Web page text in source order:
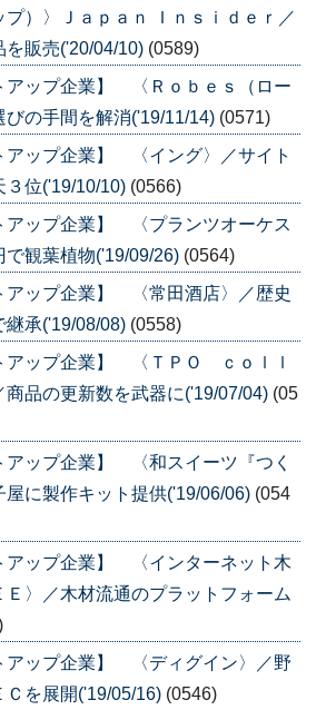
プ）〉Ｊａｐａｎ Ｉｎｓｉｄｅｒ／
を販売('20/04/10) (0589)
アップ企業】 〈Ｒｏｂｅｓ（ロー
びの手間を解消('19/11/14) (0571)
アップ企業】 〈イング〉／サイト
３位('19/10/10) (0566)
アップ企業】 〈プランツオーケス
で観葉植物('19/09/26) (0564)
アップ企業】 〈常田酒店〉／歴史
継承('19/08/08) (0558)
アップ企業】 〈ＴＰＯ ｃｏｌｌ
商品の更新数を武器に('19/07/04) (05
アップ企業】 〈和スイーツ『つく
屋に製作キット提供('19/06/06) (054
アップ企業】 〈インターネット木
〉／木材流通のプラットフォーム
アップ企業】 〈ディグイン〉／野
を展開('19/05/16) (0546)